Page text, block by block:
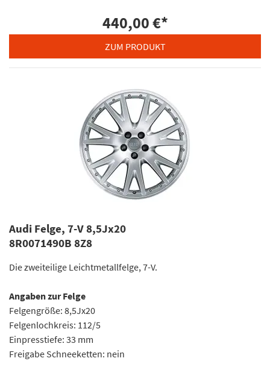
440,00 €*
ZUM PRODUKT
Audi Felge, 7-V 8,5Jx20
8R0071490B 8Z8
Die zweiteilige Leichtmetallfelge, 7-V.
Angaben zur Felge
Felgengröße: 8,5Jx20
Felgenlochkreis: 112/5
Einpresstiefe: 33 mm
Freigabe Schneeketten: nein